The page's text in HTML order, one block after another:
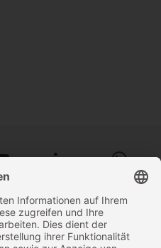
Zahlungsmethoden